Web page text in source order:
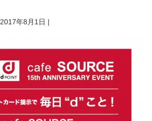
2017年8月1日 |